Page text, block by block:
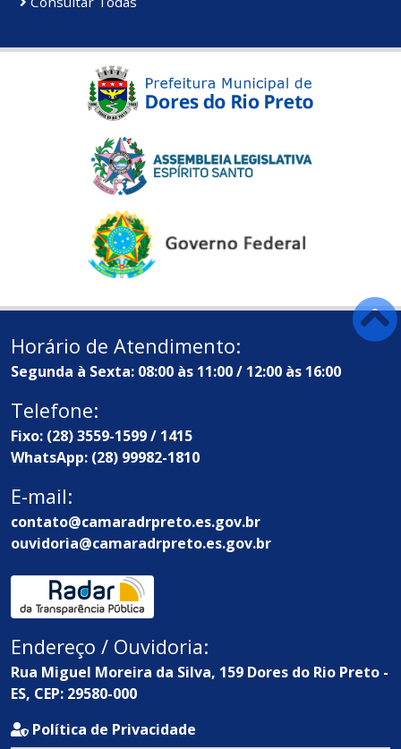
Horário de Atendimento:
Segunda à Sexta: 08:00 às 11:00 / 12:00 às 16:00
Telefone:
Fixo: (28) 3559-1599 / 1415
WhatsApp: (28) 99982-1810
E-mail:
contato@camaradrpreto.es.gov.br
ouvidoria@camaradrpreto.es.gov.br
Endereço / Ouvidoria:
Rua Miguel Moreira da Silva, 159 Dores do Rio Preto -
ES, CEP: 29580-000
Política de Privacidade